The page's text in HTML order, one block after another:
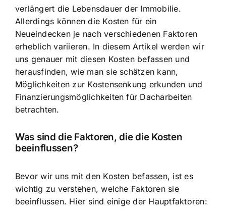
verlängert die Lebensdauer der Immobilie.
Allerdings können die Kosten für ein
Neueindecken je nach verschiedenen Faktoren
erheblich variieren. In diesem Artikel werden wir
uns genauer mit diesen Kosten befassen und
herausfinden, wie man sie schätzen kann,
Möglichkeiten zur Kostensenkung erkunden und
Finanzierungsmöglichkeiten für Dacharbeiten
betrachten.
Was sind die Faktoren, die die Kosten
beeinflussen?
Bevor wir uns mit den Kosten befassen, ist es
wichtig zu verstehen, welche Faktoren sie
beeinflussen. Hier sind einige der Hauptfaktoren: